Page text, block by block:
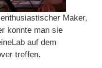
Maker,
konnte man sie
auf dem
treffen.